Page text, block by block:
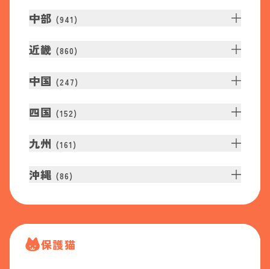
中部 (941 )
近畿 (860)
中国 (247)
四国 (152)
九州 (161 )
沖縄 (86)
保護猫